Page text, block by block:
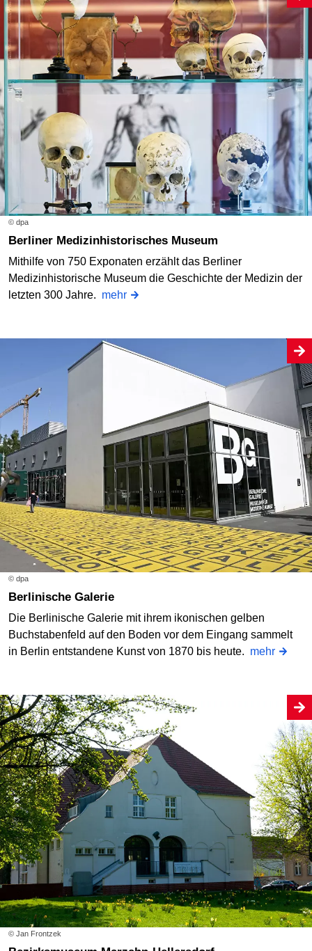
© dpa
Berliner Medizinhistorisches Museum
Mithilfe von 750 Exponaten erzählt das Berliner
Medizinhistorische Museum die Geschichte der Medizin der
letzten 300 Jahre. mehr
© dpa
Berlinische Galerie
Die Berlinische Galerie mit ihrem ikonischen gelben
Buchstabenfeld auf den Boden vor dem Eingang sammelt
in Berlin entstandene Kunst von 1870 bis heute. mehr
© Jan Frontzek